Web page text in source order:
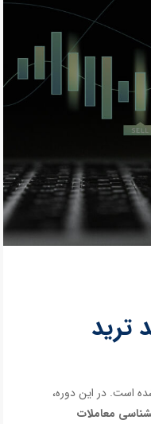
ترید
است. در این دوره،
معاملات